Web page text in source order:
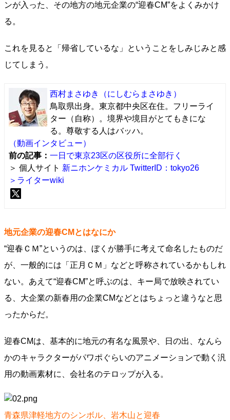
ンが入った、その地方の地元企業の“迎春CM”をよくみかけ
る。
これを見ると「帰省しているな」ということをしみじみと感
じてしまう。
西村まさゆき
（にしむらまさゆき）
鳥取県出身。東京都中央区在住。フリーライ
ター（自称）。境界や境目がとてもきにな
る。尊敬する人はバッハ。
（動画インタビュー）
前の記事： 一日で東京23区の区役所に全部行く
＞ 個人サイト 新ニホンケミカル TwitterID：tokyo26
＞ライターwiki
地元企業の迎春CMとはなにか
“迎春ＣＭ”というのは、ぼくが勝手に考えて命名したものだ
が、一般的には「正月ＣＭ」などと呼称されているかもしれ
ない。あえて“迎春CM”と呼ぶのは、キー局で放映されてい
る、大企業の新春用の企業CMなどとはちょっと違うなと思
ったからだ。
迎春CMは、基本的に地元の有名な風景や、日の出、なんら
かのキャラクターがパワポぐらいのアニメーションで動く汎
用の動画素材に、会社名のテロップが入る。
青森県津軽地方のシンボル、岩木山と迎春